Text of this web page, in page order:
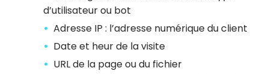
d’utilisateur ou bot
Adresse IP : l’adresse numérique du client
Date et heur de la visite
URL de la page ou du fichier